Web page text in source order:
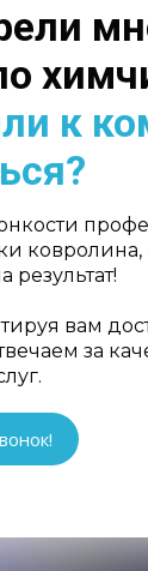
к
ковролина,
результат!
вам
за